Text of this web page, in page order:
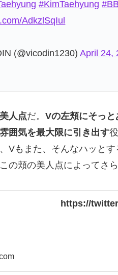
#KimTaehyung
AdkzlSqIul
(@vicodin1230)April 24,
人点だ。 Vの左頬にそっと
囲気を最大限に引き出す
Vもまた、そんなハッと
の頬の美人点によってさ
https://